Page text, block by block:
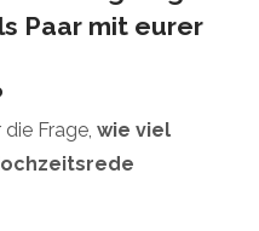
Paar mit eurer
Frage, wie viel